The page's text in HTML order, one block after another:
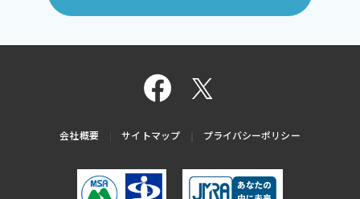
会社概要 サイトマップ プライバシーポリシー